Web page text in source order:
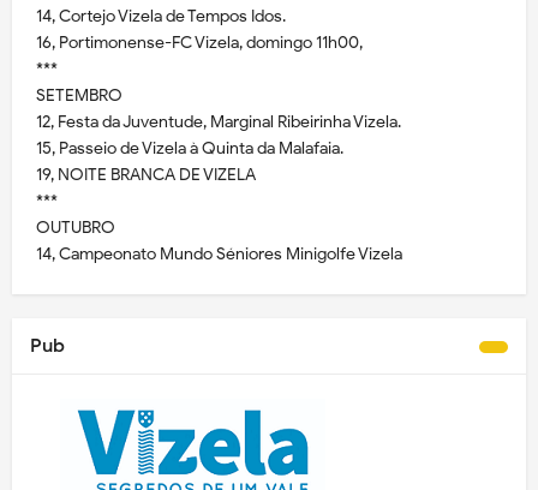
14, Cortejo Vizela de Tempos Idos.
16, Portimonense-FC Vizela, domingo 11h00,
***
SETEMBRO
12, Festa da Juventude, Marginal Ribeirinha Vizela.
15, Passeio de Vizela à Quinta da Malafaia.
19, NOITE BRANCA DE VIZELA
***
OUTUBRO
14, Campeonato Mundo Séniores Minigolfe Vizela
Pub